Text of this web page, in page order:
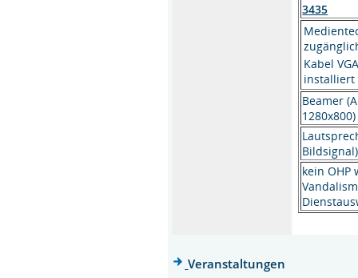
3435
Kabel
installiert
Beamer
Bildsignal)
kein OHP
Veranstaltungen